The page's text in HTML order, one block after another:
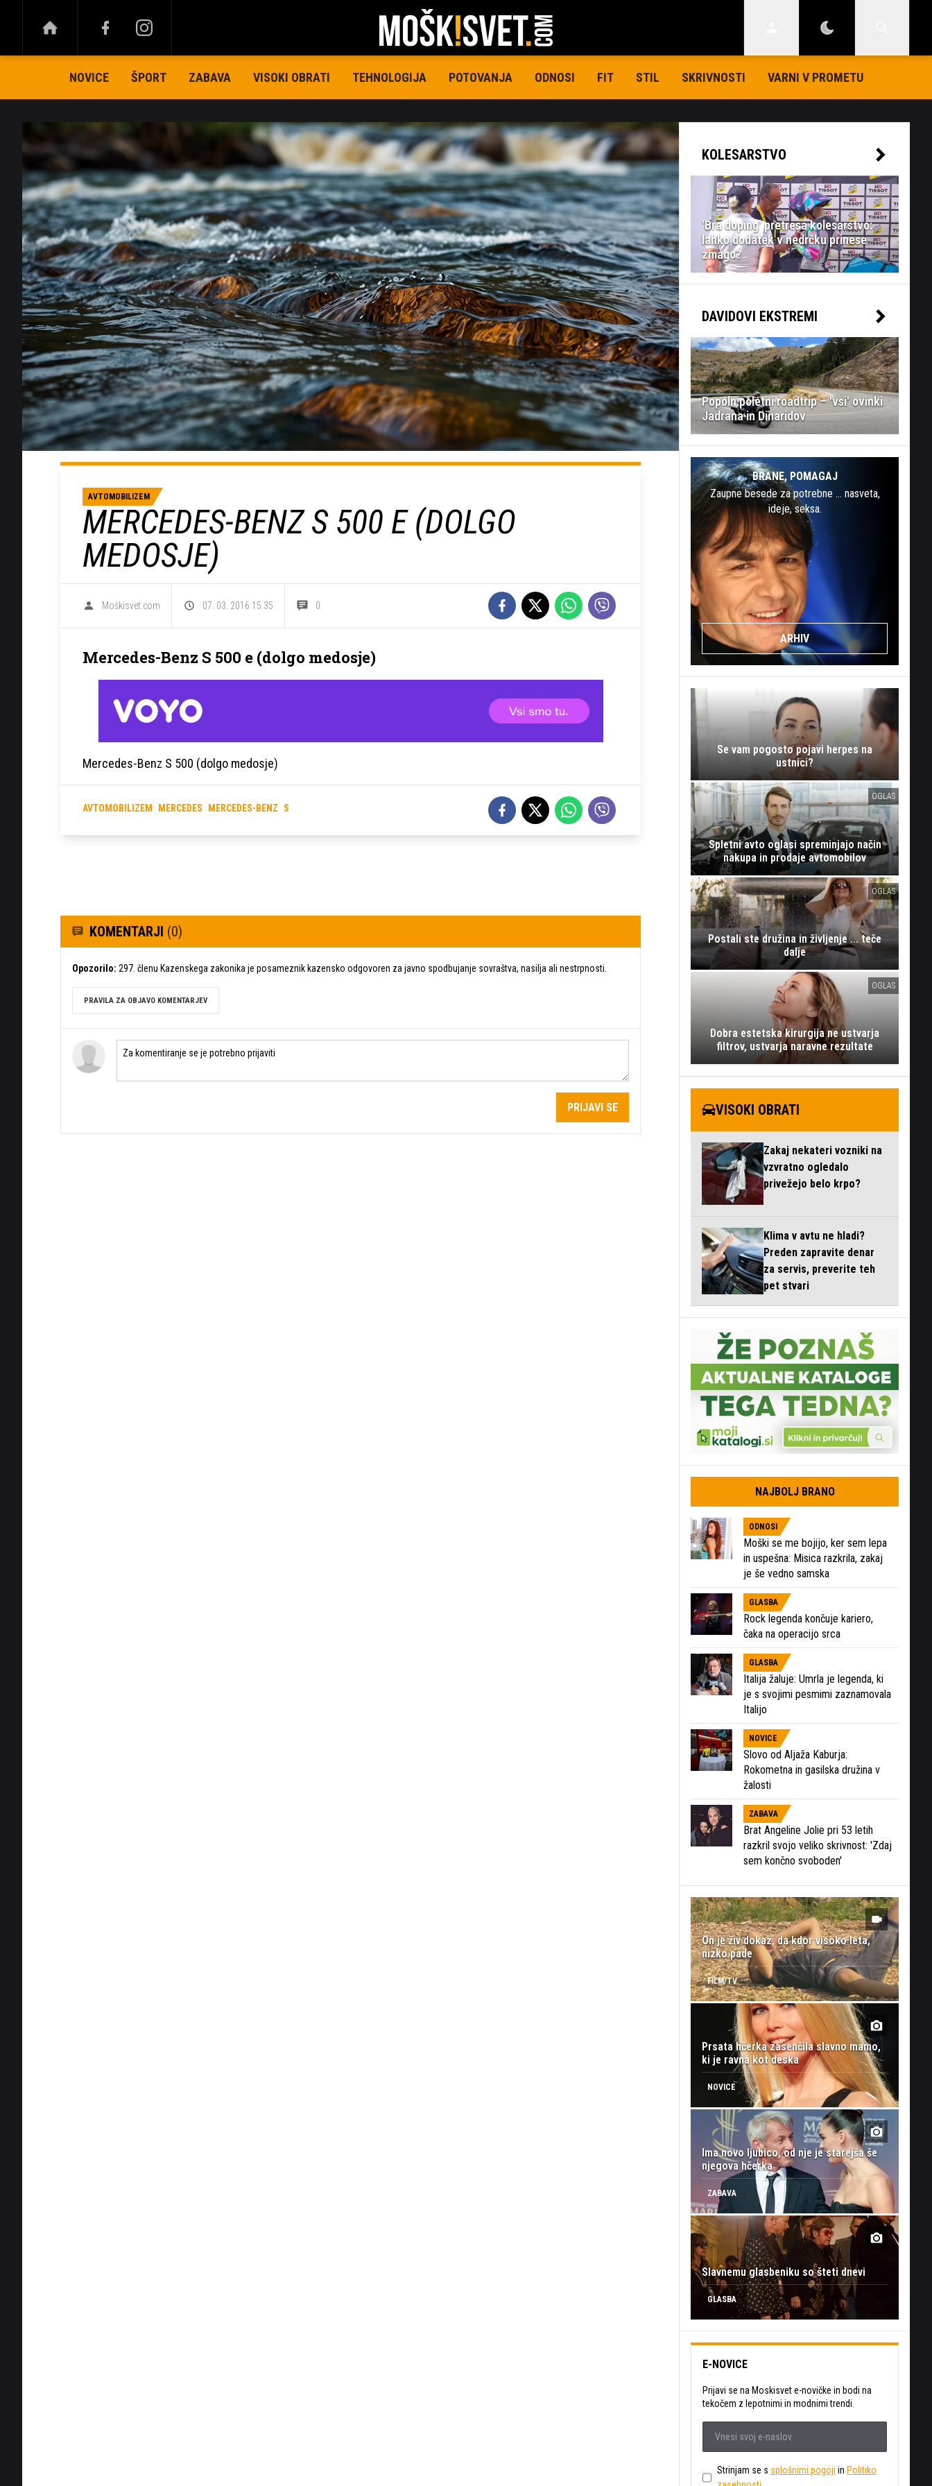
NOVICE ŠPORT ZABAVA VISOKI OBRATI TEHNOLOGIJA POTOVANJA ODNOSI FIT STIL SKRIVNOSTI VARNI V PROMETU
AVTOMOBILIZEM
MERCEDES-BENZ S 500 E (DOLGO
MEDOSJE)
Moškisvet.com 07. 03. 2016 15.35 0
Mercedes-Benz S 500 e (dolgo medosje)
Mercedes-Benz S 500 (dolgo medosje)
AVTOMOBILIZEM MERCEDES MERCEDES-BENZ S
KOMENTARJI (0)
Opozorilo: 297. členu Kazenskega zakonika je posameznik kazensko odgovoren za javno spodbujanje sovraštva, nasilja ali nestrpnosti.
PRAVILA ZA OBJAVO KOMENTARJEV
PRIJAVI SE
KOLESARSTVO
'Bra doping' pretresa kolesarstvo:
lahko dodatek v nedrčku prinese
zmago?
DAVIDOVI EKSTREMI
Popoln poletni roadtrip – 'vsi' ovinki
Jadrana in Dinaridov
BRANE, POMAGAJ
Zaupne besede za potrebne … nasveta,
ideje, seksa.
ARHIV
Se vam pogosto pojavi herpes na
ustnici?
OGLAS
Spletni avto oglasi spreminjajo način
nakupa in prodaje avtomobilov
OGLAS
Postali ste družina in življenje ... teče
dalje
OGLAS
Dobra estetska kirurgija ne ustvarja
filtrov, ustvarja naravne rezultate
VISOKI OBRATI
Zakaj nekateri vozniki na
vzvratno ogledalo
privežejo belo krpo?
Klima v avtu ne hladi?
Preden zapravite denar
za servis, preverite teh
pet stvari
NAJBOLJ BRANO
ODNOSI
Moški se me bojijo, ker sem lepa
in uspešna: Misica razkrila, zakaj
je še vedno samska
GLASBA
Rock legenda končuje kariero,
čaka na operacijo srca
GLASBA
Italija žaluje: Umrla je legenda, ki
je s svojimi pesmimi zaznamovala
Italijo
NOVICE
Slovo od Aljaža Kaburja:
Rokometna in gasilska družina v
žalosti
ZABAVA
Brat Angeline Jolie pri 53 letih
razkril svojo veliko skrivnost: 'Zdaj
sem končno svoboden'
On je živ dokaz, da kdor visoko leta,
nizko pade
FILM/TV
Prsata hčerka zasenčila slavno mamo,
ki je ravna kot deska
NOVICE
Ima novo ljubico, od nje je starejša še
njegova hčerka
ZABAVA
Slavnemu glasbeniku so šteti dnevi
GLASBA
E-NOVICE
Prijavi se na Moskisvet e-novičke in bodi na
tekočem z lepotnimi in modnimi trendi.
Strinjam se s splošnimi pogoji in Politiko